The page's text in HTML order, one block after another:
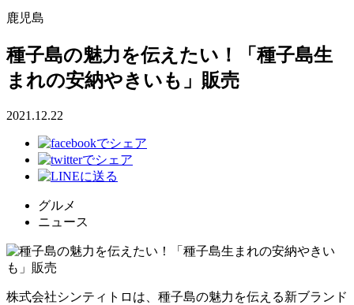
鹿児島
種子島の魅力を伝えたい！「種子島生
まれの安納やきいも」販売
2021.12.22
グルメ
ニュース
株式会社シンティトロは、種子島の魅力を伝える新ブランド